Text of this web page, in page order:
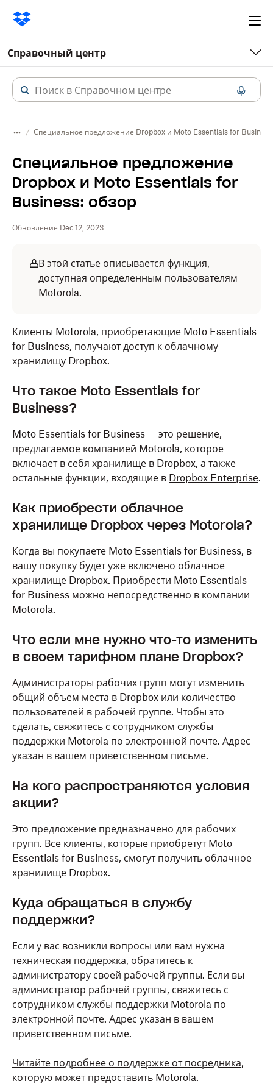
Справочный центр
Специальное предложение Dropbox и Moto Essentials for
Специальное предложение
Dropbox и Moto Essentials for
Business: обзор
Обновление Dec 12, 2023
В этой статье описывается функция,
доступная определенным пользователям
Motorola.
Клиенты Motorola, приобретающие Moto Essentials
for Business, получают доступ к облачному
хранилищу Dropbox.
Что такое Moto Essentials for
Business?
Moto Essentials for Business — это решение,
предлагаемое компанией Motorola, которое
включает в себя хранилище в Dropbox, а также
остальные функции, входящие в Dropbox Enterprise.
Как приобрести облачное
хранилище Dropbox через Motorola?
Когда вы покупаете Moto Essentials for Business, в
вашу покупку будет уже включено облачное
хранилище Dropbox. Приобрести Moto Essentials
for Business можно непосредственно в компании
Motorola.
Что если мне нужно что-то изменить
в своем тарифном плане Dropbox?
Администраторы рабочих групп могут изменить
общий объем места в Dropbox или количество
пользователей в рабочей группе. Чтобы это
сделать, свяжитесь с сотрудником службы
поддержки Motorola по электронной почте. Адрес
указан в вашем приветственном письме.
На кого распространяются условия
акции?
Это предложение предназначено для рабочих
групп. Все клиенты, которые приобретут Moto
Essentials for Business, смогут получить облачное
хранилище Dropbox.
Куда обращаться в службу
поддержки?
Если у вас возникли вопросы или вам нужна
техническая поддержка, обратитесь к
администратору своей рабочей группы. Если вы
администратор рабочей группы, свяжитесь с
сотрудником службы поддержки Motorola по
электронной почте. Адрес указан в вашем
приветственном письме.
Читайте подробнее о поддержке от посредника,
которую может предоставить Motorola.